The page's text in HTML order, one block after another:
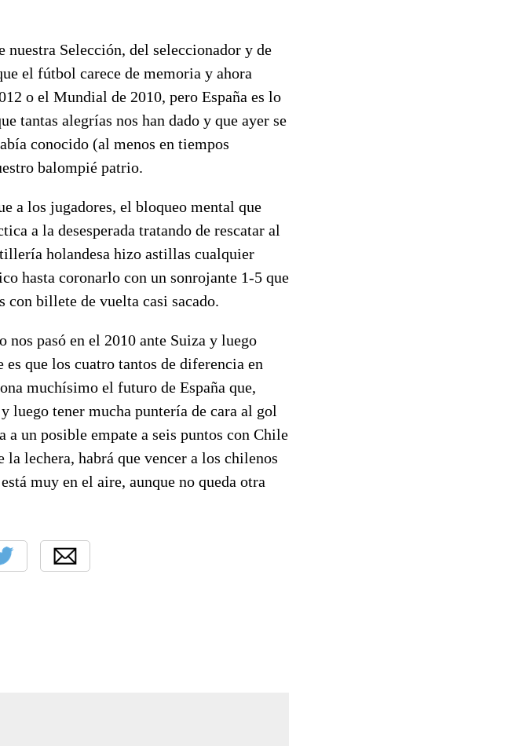
Selección, del seleccionador y de
el fútbol carece de memoria y ahora
o el Mundial de 2010, pero España es lo
tantas alegrías nos han dado y que ayer se
conocido (al menos en tiempos
balompié patrio.
a los jugadores, el bloqueo mental que
a la desesperada tratando de rescatar al
holandesa hizo astillas cualquier
hasta coronarlo con un sonrojante 1-5 que
con billete de vuelta casi sacado.
nos pasó en el 2010 ante Suiza y luego
que los cuatro tantos de diferencia en
muchísimo el futuro de España que,
luego tener mucha puntería de cara al gol
a un posible empate a seis puntos con Chile
la lechera, habrá que vencer a los chilenos
muy en el aire, aunque no queda otra